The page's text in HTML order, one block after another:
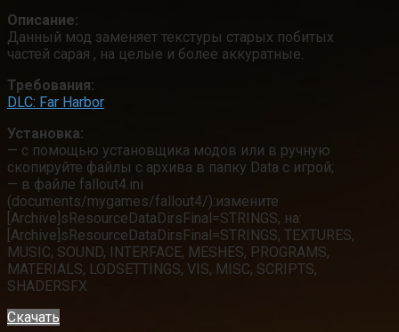
Описание:
Данный мод заменяет текстуры старых побитых
частей сарая , на целые и более аккуратные.
Требования:
DLC: Far Harbor
Установка:
— с помощью установщика модов или в ручную
скопируйте файлы с архива в папку Data с игрой;
— в файле fallout4.ini
(documents/mygames/fallout4/):измените
[Archive]sResourceDataDirsFinal=STRINGS, на:
[Archive]sResourceDataDirsFinal=STRINGS, TEXTURES,
MUSIC, SOUND, INTERFACE, MESHES, PROGRAMS,
MATERIALS, LODSETTINGS, VIS, MISC, SCRIPTS,
SHADERSFX
Скачать